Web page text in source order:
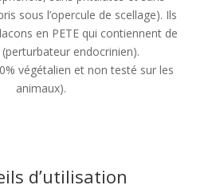
sous l’opercule de scellage). Ils
en PETE qui contiennent de
(perturbateur endocrinien).
végétalien et non testé sur les
animaux).
d’utilisation